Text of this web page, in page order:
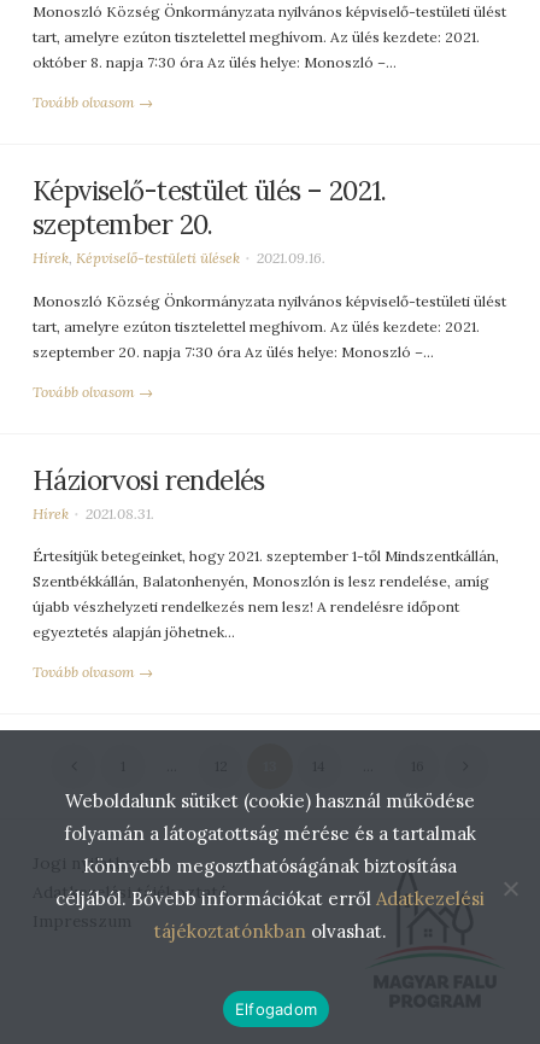
Monoszló Község Önkormányzata nyilvános képviselő-testületi ülést
tart, amelyre ezúton tisztelettel meghívom. Az ülés kezdete: 2021.
október 8. napja 7:30 óra Az ülés helye: Monoszló –…
Tovább olvasom →
Képviselő-testület ülés – 2021.
szeptember 20.
Hírek, Képviselő-testületi ülések 2021.09.16.
Monoszló Község Önkormányzata nyilvános képviselő-testületi ülést
tart, amelyre ezúton tisztelettel meghívom. Az ülés kezdete: 2021.
szeptember 20. napja 7:30 óra Az ülés helye: Monoszló –…
Tovább olvasom →
Háziorvosi rendelés
Hírek 2021.08.31.
Értesítjük betegeinket, hogy 2021. szeptember 1-től Mindszentkállán,
Szentbékkállán, Balatonhenyén, Monoszlón is lesz rendelése, amíg
újabb vészhelyzeti rendelkezés nem lesz! A rendelésre időpont
egyeztetés alapján jöhetnek…
Tovább olvasom →
lapozása
Jogi nyilatkozat
Adatkezelési tájékoztató
Weboldalunk sütiket (cookie) használ működése
folyamán a látogatottság mérése és a tartalmak
könnyebb megoszthatóságának biztosítása
céljából. Bővebb információkat erről Adatkezelési
tájékoztatónkbanolvashat.
Elfogadom